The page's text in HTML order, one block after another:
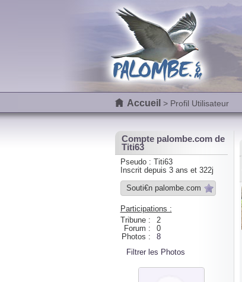
Accueil > Profil Utilisateur
Compte palombe.com de
Titi63
Pseudo : Titi63
Inscrit depuis 3 ans et 322j
Souti€n palombe.com
Participations :
Tribune :
2
Forum :
0
Photos :
8
Filtrer les Photos